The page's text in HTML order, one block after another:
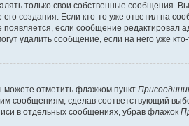
только свои собственные сообщения.
создания. Если кто-то уже ответил на
если сообщение редактировал
удалить сообщение, если на него уже
можете отметить флажком пункт
сообщениям, сделав соответствующий
в отдельных сообщениях, убрав флажок